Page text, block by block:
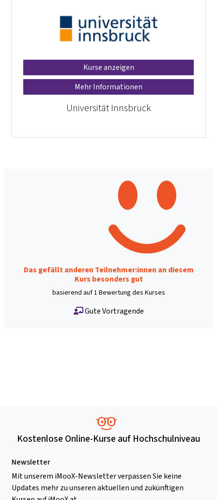
Kurse anzeigen
Mehr Informationen
Universität Innsbruck
Das gefällt anderen Teilnehmer:innen an diesem
Kurs besonders gut
basierend auf 1 Bewertung des Kurses
Gute Vortragende
Kostenlose Online-Kurse auf Hochschulniveau
Newsletter
Mit unserem iMooX-Newsletter verpassen Sie keine
Updates mehr zu unseren aktuellen und zukünftigen